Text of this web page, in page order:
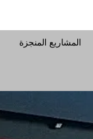
المشاريع المنجزة